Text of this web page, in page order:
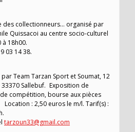
des collectionneurs… organisé par
Quissacoi au centre socio-culturel
à 18h00.
03 14 38.
Team Tarzan Sport et Soumat, 12
Sallebuf. Exposition de
compétition, bourse aux pièces
: 2,50 euros le m/l. Tarif(s) :
tarzoun33@gmail.com